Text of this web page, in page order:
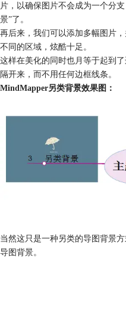
片，以确保图片不会成为一个分
景”了。
再后来，我们可以添加多幅图片
不同的区域，炫酷十足。
这样在美化的同时也月等于起到
隔开来，而不用任何边框线条。
MindMapper另类背景效果图：
当然这只是一种另类的导图背景
导图背景。